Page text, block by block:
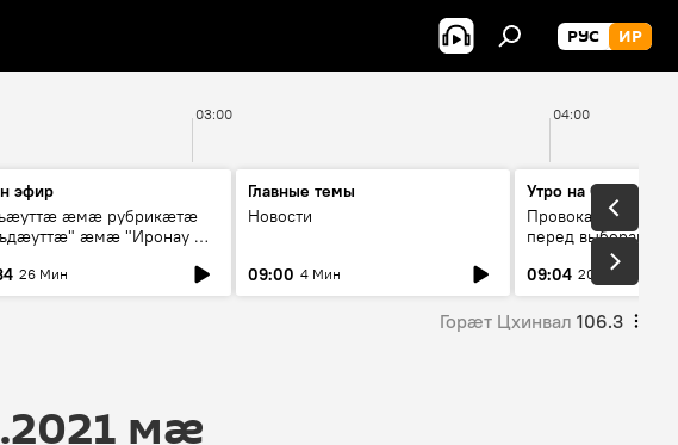
РУС ИР
03:00 04:00
эфир
æмæ рубрикæтæ
æмæ "Иронау æй
26 Мин
Главные темы
Новости
09:00 4 Мин
Утро на Спутнике
Провокации со
перед выборами в
09:04 20 Мин
Горӕт Цхинвал 106.3
мӕ